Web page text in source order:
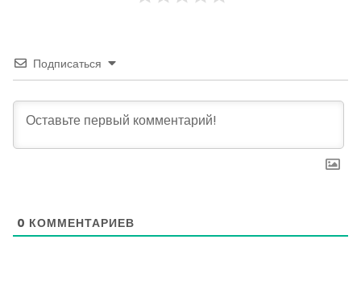
Подписаться
0 КОММЕНТАРИЕВ